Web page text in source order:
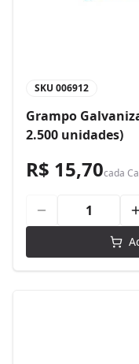
SKU 006912
Grampo
2.500 unidades)
R$ 15,70cada